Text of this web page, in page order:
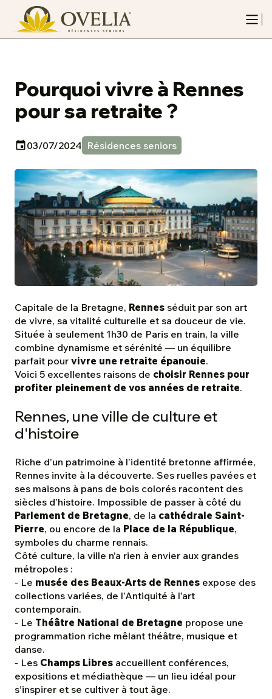
Pourquoi vivre à Rennes
pour sa retraite ?
03/07/2024 Résidences seniors
Capitale de la Bretagne, Rennes séduit par son art
de vivre, sa vitalité culturelle et sa douceur de vie.
Située à seulement 1h30 de Paris en train, la ville
combine dynamisme et sérénité — un équilibre
parfait pour vivre une retraite épanouie.
Voici 5 excellentes raisons de choisir Rennes pour
profiter pleinement de vos années de retraite.
Rennes, une ville de culture et
d'histoire
Riche d’un patrimoine à l’identité bretonne affirmée,
Rennes invite à la découverte. Ses ruelles pavées et
ses maisons à pans de bois colorés racontent des
siècles d’histoire. Impossible de passer à côté du
Parlement de Bretagne, de la cathédrale Saint-
Pierre, ou encore de la Place de la République,
symboles du charme rennais.
Côté culture, la ville n’a rien à envier aux grandes
métropoles :
- Le musée des Beaux-Arts de Rennes expose des
collections variées, de l’Antiquité à l’art
contemporain.
- Le Théâtre National de Bretagne propose une
programmation riche mêlant théâtre, musique et
danse.
- Les Champs Libres accueillent conférences,
expositions et médiathèque — un lieu idéal pour
s’inspirer et se cultiver à tout âge.